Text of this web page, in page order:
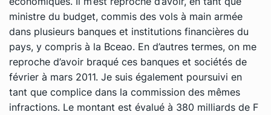
ministre du budget, commis des vols à main armée
dans plusieurs banques et institutions financières du
pays, y compris à la Bceao. En d’autres termes, on me
reproche d’avoir braqué ces banques et sociétés de
février à mars 2011. Je suis également poursuivi en
tant que complice dans la commission des mêmes
infractions. Le montant est évalué à 380 milliards de F